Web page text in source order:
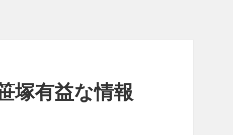
塚有益な情報